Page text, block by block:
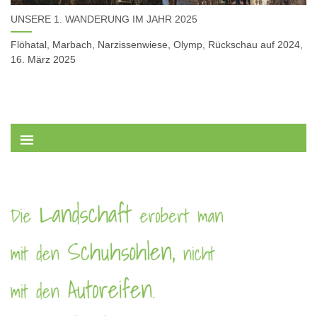
UNSERE 1. WANDERUNG IM JAHR 2025
Flöhatal, Marbach, Narzissenwiese, Olymp, Rückschau auf 2024,
16. März 2025